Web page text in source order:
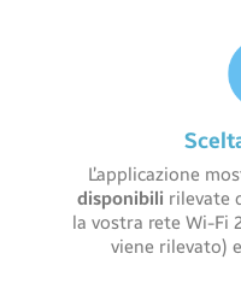
L’applicazione
disponibili rilevate
la vostra rete Wi-Fi
viene rilevato)